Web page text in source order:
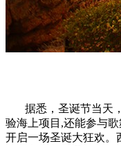
据悉，圣诞节当天，
验海上项目,还能参与
开启一场圣诞大狂欢。